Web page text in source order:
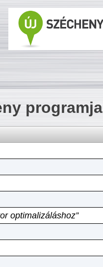
programja
optimalizáláshoz”